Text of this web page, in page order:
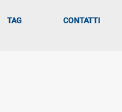
TAG CONTATTI